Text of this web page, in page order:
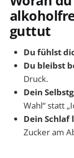
guttut
Du fühlst
Du bleibst
Druck.
Dein
Wahl“ statt
Dein
Zucker am